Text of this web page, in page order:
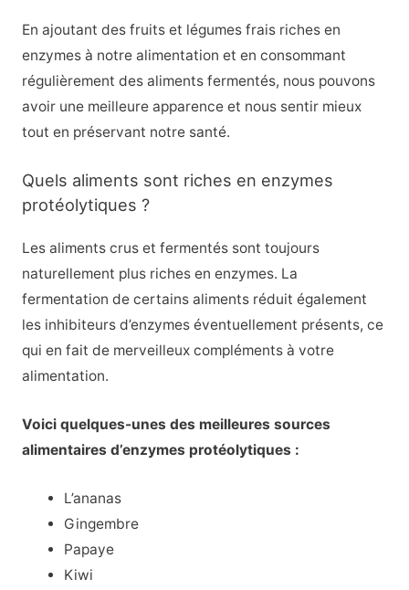
En ajoutant des fruits et légumes frais riches en
enzymes à notre alimentation et en consommant
régulièrement des aliments fermentés, nous pouvons
avoir une meilleure apparence et nous sentir mieux
tout en préservant notre santé.
Quels aliments sont riches en enzymes
protéolytiques ?
Les aliments crus et fermentés sont toujours
naturellement plus riches en enzymes. La
fermentation de certains aliments réduit également
les inhibiteurs d’enzymes éventuellement présents, ce
qui en fait de merveilleux compléments à votre
alimentation.
Voici quelques-unes des meilleures sources
alimentaires d’enzymes protéolytiques :
L’ananas
Gingembre
Papaye
Kiwi